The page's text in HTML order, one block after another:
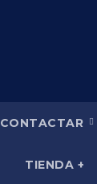
CONTACTAR
TIENDA +